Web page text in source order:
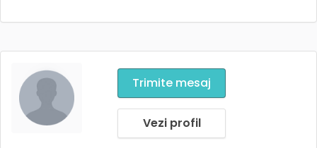
Trimite mesaj
Vezi profil